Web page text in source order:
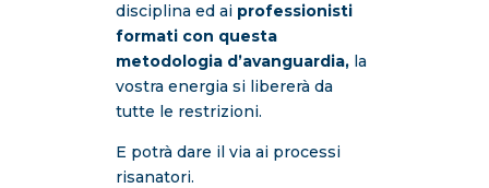
disciplina ed aiprofessionisti
formati con questa
metodologia d’avanguardia,la
vostra energia si libererà da
tutte le restrizioni.
E potrà dare il via ai processi
risanatori.